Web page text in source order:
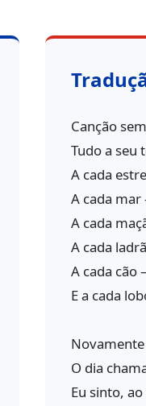
Canção
Tudo a seu
A cada
A cada
A cada
A cada
A cada cão
E a cada
O dia
Eu sinto,